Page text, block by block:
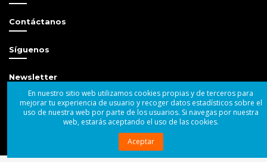
Contáctanos
Síguenos
Newsletter
© 2004 - 2025 Superbass Audio SL
En nuestro sitio web utilizamos cookies propias y de terceros para
mejorar tu experiencia de usuario y recoger datos estadísticos sobre el
uso de nuestra web por parte de los usuarios. Si navegas por nuestra
web, estarás aceptando el uso de las cookies.
Aceptar